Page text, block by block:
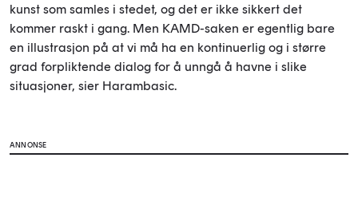
kunst som samles i stedet, og det er ikke sikkert det
kommer raskt i gang. Men KAMD-saken er egentlig bare
en illustrasjon på at vi må ha en kontinuerlig og i større
grad forpliktende dialog for å unngå å havne i slike
situasjoner, sier Harambasic.
ANNONSE